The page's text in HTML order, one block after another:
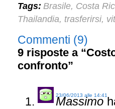
Tags: Brasile, Costa
Thailandia, trasferirsi,
Commenti (9)
9 risposte a
confronto”
Massimo
23/06/2013 alle 14:41